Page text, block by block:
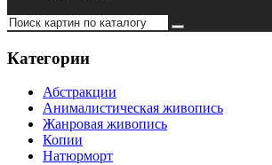
Категории
Абстракции
Анималистическая живопись
Жанровая живопись
Копии
Натюрморт